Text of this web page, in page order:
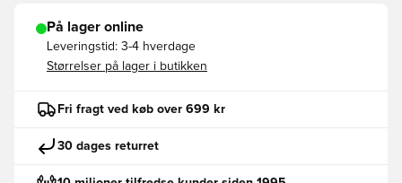
På lager online
Leveringstid: 3-4 hverdage
Størrelser på lager i butikken
Fri fragt ved køb over 699 kr
30 dages returret